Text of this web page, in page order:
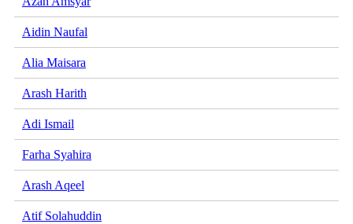
Aidin Naufal
Alia Maisara
Arash Harith
Adi Ismail
Farha Syahira
Arash Aqeel
Atif Solahuddin